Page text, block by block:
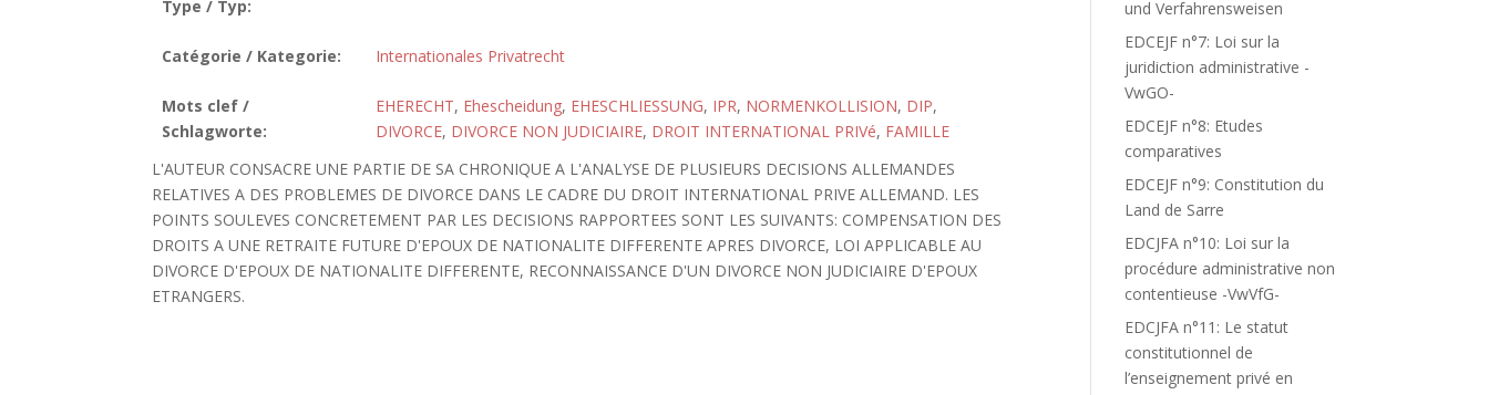
Type / Typ:
Catégorie / Kategorie: Internationales Privatrecht
Mots clef /
Schlagworte:
EHERECHT, Ehescheidung, EHESCHLIESSUNG, IPR, NORMENKOLLISION, DIP,
DIVORCE, DIVORCE NON JUDICIAIRE, DROIT INTERNATIONAL PRIVé, FAMILLE
L'AUTEUR CONSACRE UNE PARTIE DE SA CHRONIQUE A L'ANALYSE DE PLUSIEURS DECISIONS ALLEMANDES
RELATIVES A DES PROBLEMES DE DIVORCE DANS LE CADRE DU DROIT INTERNATIONAL PRIVE ALLEMAND. LES
POINTS SOULEVES CONCRETEMENT PAR LES DECISIONS RAPPORTEES SONT LES SUIVANTS: COMPENSATION DES
DROITS A UNE RETRAITE FUTURE D'EPOUX DE NATIONALITE DIFFERENTE APRES DIVORCE, LOI APPLICABLE AU
DIVORCE D'EPOUX DE NATIONALITE DIFFERENTE, RECONNAISSANCE D'UN DIVORCE NON JUDICIAIRE D'EPOUX
ETRANGERS.
und Verfahrensweisen
EDCEJF n°7: Loi sur la
juridiction administrative -
VwGO-
EDCEJF n°8: Etudes
comparatives
EDCEJF n°9: Constitution du
Land de Sarre
EDCJFA n°10: Loi sur la
procédure administrative non
contentieuse -VwVfG-
EDCJFA n°11: Le statut
constitutionnel de
l’enseignement privé en